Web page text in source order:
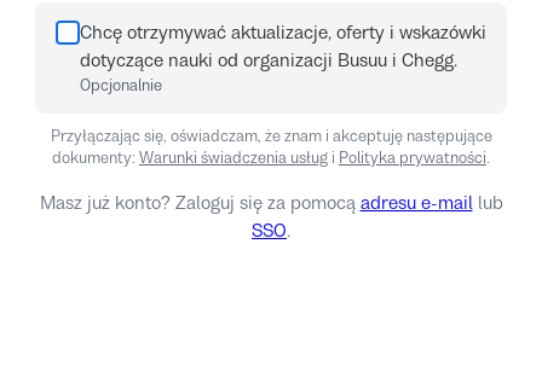
Chcę otrzymywać aktualizacje, oferty i wskazówki
dotyczące nauki od organizacji Busuu i Chegg.
Opcjonalnie
Przyłączając się, oświadczam, że znam i akceptuję następujące
dokumenty: Warunki świadczenia usług i Polityka prywatności.
Masz już konto? Zaloguj się za pomocą adresu e-mail lub
SSO.